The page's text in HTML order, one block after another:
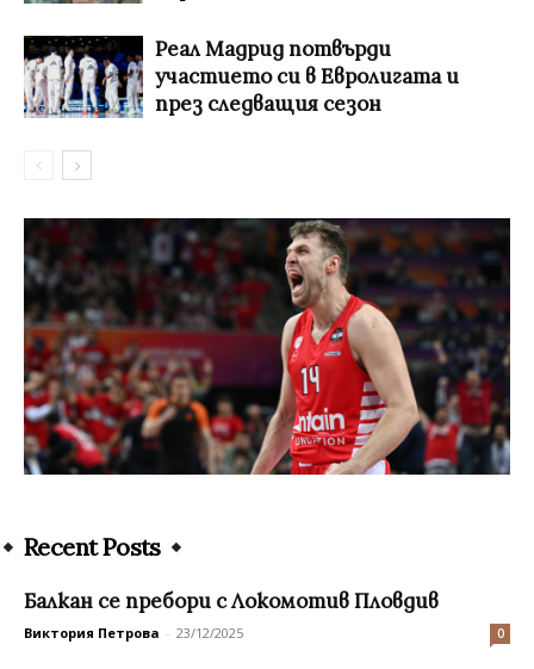
Реал Мадрид потвърди
участието си в Евролигата и
през следващия сезон
Recent Posts
Балкан се пребори с Локомотив Пловдив
Виктория Петрова - 23/12/2025 0